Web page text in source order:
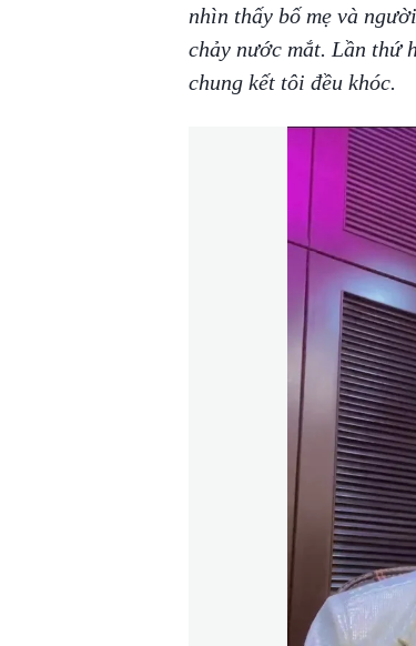
nhìn thấy bố mẹ và
chảy nước mắt. Lần thứ
chung kết tôi đều khóc.